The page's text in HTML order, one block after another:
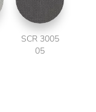
SCR 3005
05